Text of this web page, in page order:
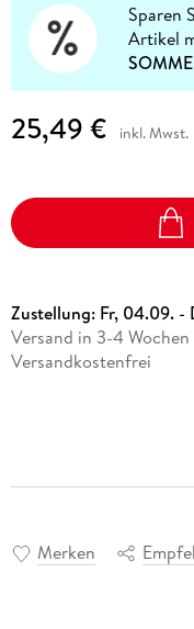
Sparen
Artikel
25,49 € inkl. Mwst.
Zustellung: Fr, 04.09. -
Versand in 3-4 Wochen
Versandkostenfrei
Merken